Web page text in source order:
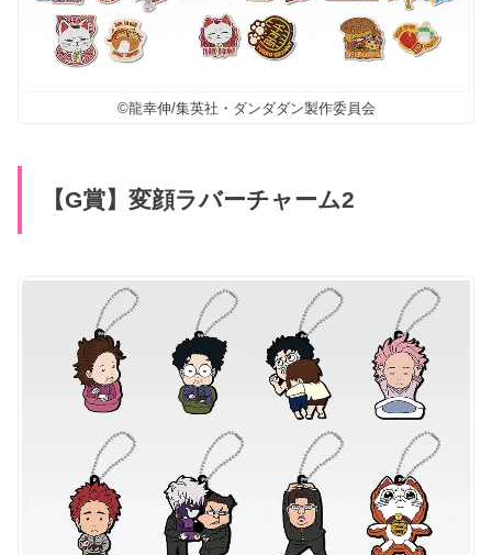
©龍幸伸/集英社・ダンダダン製作委員会
【G賞】変顔ラバーチャーム2